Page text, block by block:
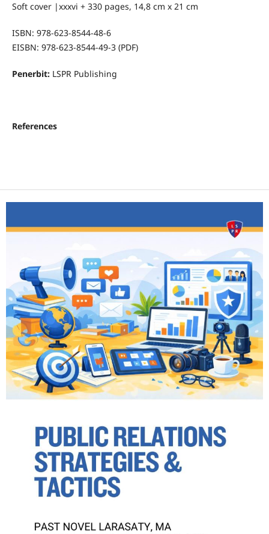
Soft cover |xxxvi + 330 pages, 14,8 cm x 21 cm
ISBN: 978-623-8544-48-6
EISBN: 978-623-8544-49-3 (PDF)
Penerbit: LSPR Publishing
References